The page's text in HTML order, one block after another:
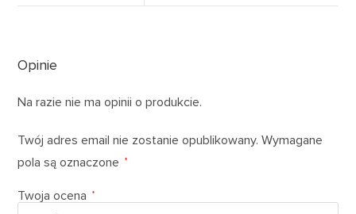
Opinie
Na razie nie ma opinii o produkcie.
Twój adres email nie zostanie opublikowany. Wymagane
pola są oznaczone
*
Twoja ocena *